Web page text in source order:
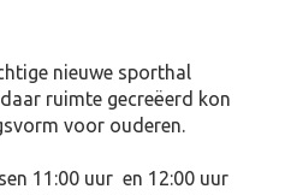
nieuwe sporthal
ruimte gecreëerd kon
voor ouderen.
11:00 uur en 12:00 uur